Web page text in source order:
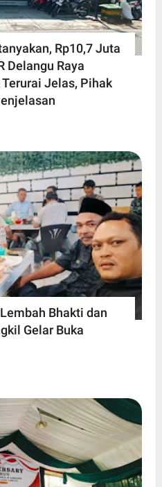
Rp10,7 Juta
Delangu Raya
Jelas, Pihak
Bhakti dan
Gelar Buka